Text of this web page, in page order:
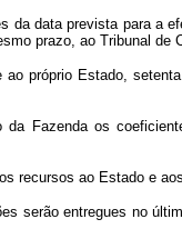
prevista para a
prazo, ao Tribunal de
Estado,
os
ao Estado e
entregues no